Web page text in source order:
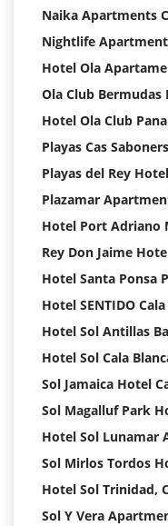
Naika Apartments
Nightlife
Hotel Ola
Ola Club Bermudas
Hotel Ola Club
Playas Cas
Playas del Rey
Plazamar
Hotel Port Adriano
Rey Don Jaime
Hotel Santa Ponsa
Hotel SENTIDO
Hotel Sol Antillas
Hotel Sol Cala
Sol Jamaica Hotel
Sol Magalluf Park
Hotel Sol Lunamar
Sol Mirlos Tordos
Hotel Sol Trinidad,
Sol Y Vera